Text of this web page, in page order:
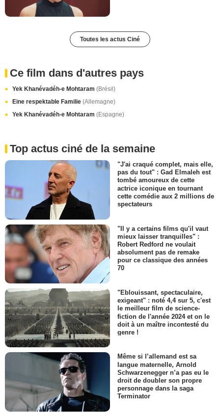
Toutes les actus Ciné
Ce film dans d'autres pays
Yek Khanévadéh-e Mohtaram (Brésil)
Eine respektable Familie (Allemagne)
Yek Khanévadéh-e Mohtaram (Espagne)
Top actus ciné de la semaine
"J'ai craqué complet, mais elle,
pas du tout" : Gad Elmaleh est
tombé amoureux de cette
actrice iconique en tournant
cette comédie aux 2 millions de
spectateurs
"Il y a certains films qu'il vaut
mieux laisser tranquilles" :
Robert Redford ne voulait
absolument pas de remake
pour ce classique des années
70
"Eblouissant, spectaculaire,
exigeant" : noté 4,4 sur 5, c'est
le meilleur film de science-
fiction de l'année 2024 et on le
doit à un maître incontesté du
genre !
Même si l’allemand est sa
langue maternelle, Arnold
Schwarzenegger n’a pas eu le
droit de doubler son propre
personnage dans la saga
Terminator